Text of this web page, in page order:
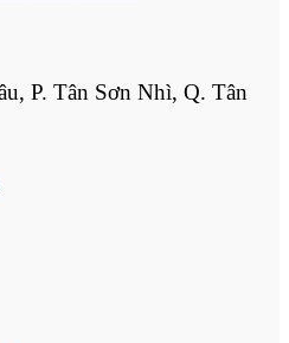
P. Tân Sơn Nhì, Q. Tân